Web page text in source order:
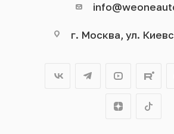
г. Москва, ул.